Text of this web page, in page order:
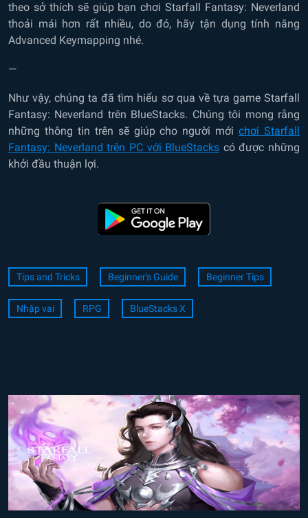
theo sở thích sẽ giúp bạn chơi Starfall Fantasy: Neverland
thoải mái hơn rất nhiều, do đó, hãy tận dụng tính năng
Advanced Keymapping nhé.
—
Như vậy, chúng ta đã tìm hiểu sơ qua về tựa game Starfall
Fantasy: Neverland trên BlueStacks. Chúng tôi mong rằng
những thông tin trên sẽ giúp cho người mớichơi Starfall
Fantasy: Neverland trên PC với BlueStacks có được những
khởi đầu thuận lợi.
Tips and Tricks Beginner's Guide Beginner Tips
Nhập vai RPG BlueStacks X